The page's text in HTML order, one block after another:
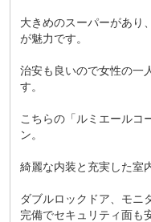
大きめのスーパーがあり
が魅力です。
治安も良いので女性の一
す。
こちらの「ルミエールコ
ン。
綺麗な内装と充実した室
ダブルロックドア、モニ
完備でセキュリティ面も